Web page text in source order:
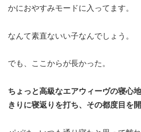
かにおやすみモードに入ってます。
なんて素直ないい子なんでしょう。
でも、ここからが長かった。
ちょっと高級なエアウィーヴの寝心
きりに寝返りを打ち、その都度目を開